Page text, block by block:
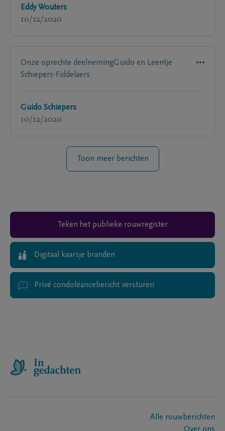
Eddy Wouters
10/12/2020
Onze oprechte deelnemingGuido en Leentje
Schiepers-Fiddelaers
Guido Schiepers
10/12/2020
Toon meer berichten
Teken het publieke rouwregister
Digitaal kaarsje branden
Privé condoléancebericht versturen
Alle rouwberichten
Over ons